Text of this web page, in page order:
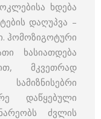
ხდება
დაღუპვა –
ჰომოზიგოტური
ხასიათდება
მკვეთრად
დაწყებული
ძვლის